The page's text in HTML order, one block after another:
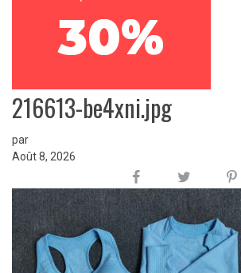
216613-be4xni.jpg
par
Août 8, 2026